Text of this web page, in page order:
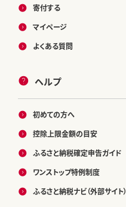
寄付する
マイページ
よくある質問
ヘルプ
初めての方へ
控除上限金額の目安
ふるさと納税確定申告ガイド
ワンストップ特例制度
ふるさと納税ナビ（外部サイト）